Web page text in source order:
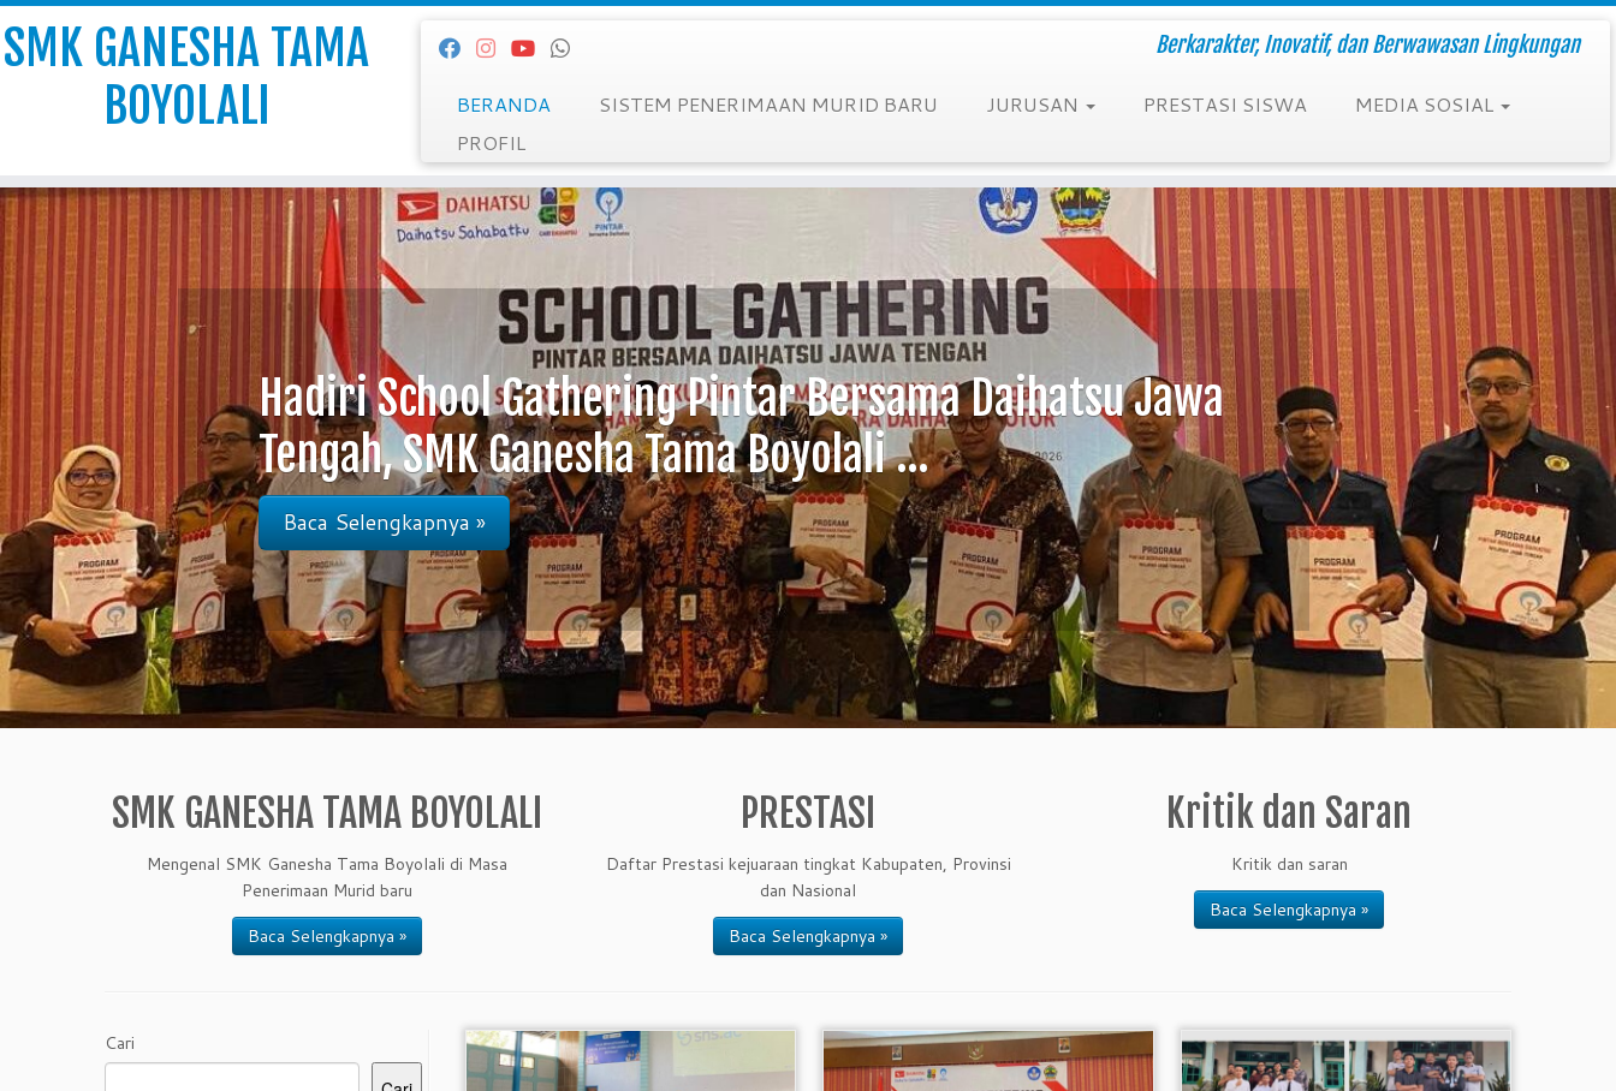
Skip
to
content
SMK GANESHA TAMA
BOYOLALI
Berkarakter, Inovatif, dan Berwawasan Lingkungan
BERANDA SISTEM PENERIMAAN MURID BARU JURUSAN PRESTASI SISWA
MEDIA SOSIAL
PROFIL
Hadiri School Gathering Pintar Bersama Daihatsu Jawa
Tengah, SMK Ganesha Tama Boyolali ...
Baca Selengkapnya »
SMK GANESHA TAMA BOYOLALI
Mengenal SMK Ganesha Tama Boyolali di Masa
Penerimaan Murid baru
Baca Selengkapnya »
PRESTASI
Daftar Prestasi kejuaraan tingkat Kabupaten, Provinsi
dan Nasional
Baca Selengkapnya »
Kritik dan Saran
Kritik dan saran
Baca Selengkapnya »
Cari